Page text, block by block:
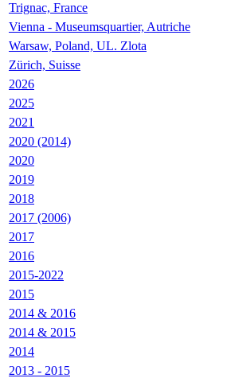
Trignac, France
Vienna - Museumsquartier, Autriche
Warsaw, Poland, UL. Zlota
Zürich, Suisse
2026
2025
2021
2020 (2014)
2020
2019
2018
2017 (2006)
2017
2016
2015-2022
2015
2014 & 2016
2014 & 2015
2014
2013 - 2015